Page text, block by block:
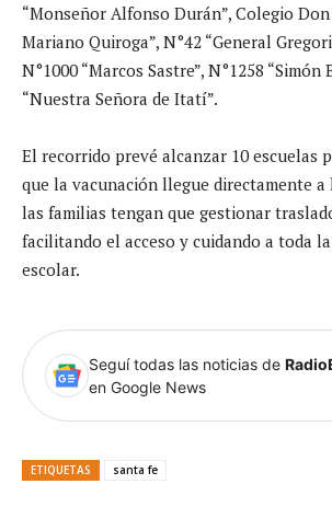
“Monseñor Alfonso Durán”, Colegio Don
Mariano Quiroga”, N°42 “General
N°1000 “Marcos Sastre”, N°1258
“Nuestra Señora de Itatí”.
El recorrido prevé alcanzar 10 escuelas
que la vacunación llegue directamente a
las familias tengan que gestionar
facilitando el acceso y cuidando a toda
escolar.
Seguí todas las noticias de
en Google News
ETIQUETAS santa fe